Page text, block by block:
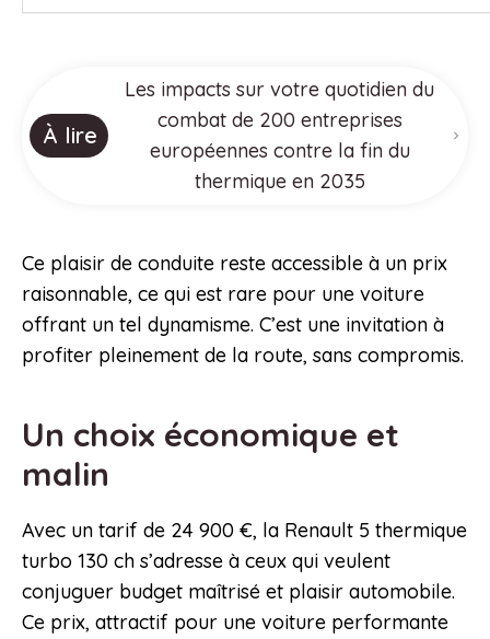
À lire
Les impacts sur votre quotidien du
combat de 200 entreprises
européennes contre la fin du
thermique en 2035
Ce plaisir de conduite reste accessible à un prix
raisonnable, ce qui est rare pour une voiture
offrant un tel dynamisme. C’est une invitation à
profiter pleinement de la route, sans compromis.
Un choix économique et
malin
Avec un tarif de 24 900 €, la Renault 5 thermique
turbo 130 ch s’adresse à ceux qui veulent
conjuguer budget maîtrisé et plaisir automobile.
Ce prix, attractif pour une voiture performante